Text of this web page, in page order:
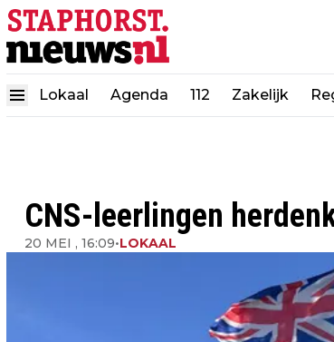
Lokaal Agenda 112 Zakelijk
CNS-leerlingen
20 MEI , 16:09•LOKAAL